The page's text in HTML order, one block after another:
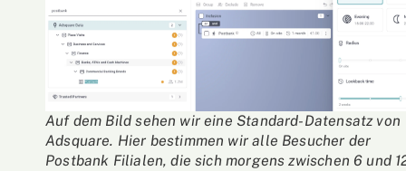
Auf dem Bild sehen wir eine Standard-Datensatz von
Adsquare. Hier bestimmen wir alle Besucher der
Postbank Filialen, die sich morgens zwischen 6 und